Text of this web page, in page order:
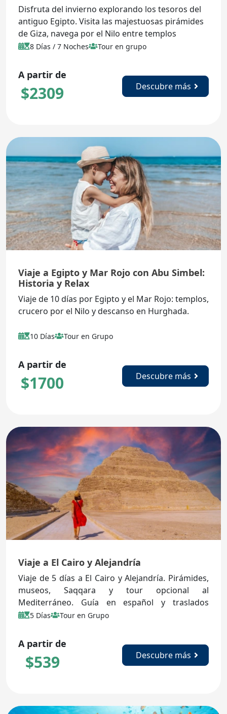
Disfruta del invierno explorando los tesoros del
antiguo Egipto. Visita las majestuosas pirámides
de Giza, navega por el Nilo entre templos
milenarios y sumérgete en la historia de Luxor y
8 Días / 7 Noches Tour en grupo
A partir de
$2309 Descubre más
Viaje a Egipto y Mar Rojo con Abu Simbel:
Historia y Relax
Viaje de 10 días por Egipto y el Mar Rojo: templos,
crucero por el Nilo y descanso en Hurghada.
10 Días Tour en Grupo
A partir de
$1700 Descubre más
Viaje a El Cairo y Alejandría
Viaje de 5 días a El Cairo y Alejandría. Pirámides,
museos, Saqqara y tour opcional al
Mediterráneo. Guía en español y traslados
incluidos.
5 Días Tour en Grupo
A partir de
$539 Descubre más